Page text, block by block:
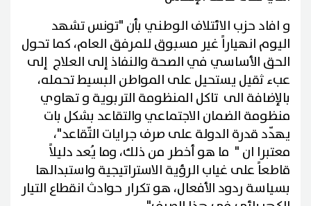
و افاد حزب الائتلاف الوطني بأن "تونس تشهد
اليوم انهياراً غير مسبوق للمرفق العام، كما تحول
الحق الأساسي في الصحة والنفاذ إلى العلاج إلى
عبء ثقيل يستحيل على المواطن البسيط تحمله،
بالإضافة الى تاكل المنظومة التربوية و تهاوي
منظومة الضمان الاجتماعي والتقاعد بشكل بات
يهدّد قدرة الدولة على صرف جرايات التّقاعد"،
معتبرا ان " ما هو أخطر من ذلك، وما يُعد دليلاً
قاطعاً على غياب الرؤية الاستراتيجية واستبدالها
بسياسة ردود الأفعال، هو تكرار حوادث انقطاع التيار